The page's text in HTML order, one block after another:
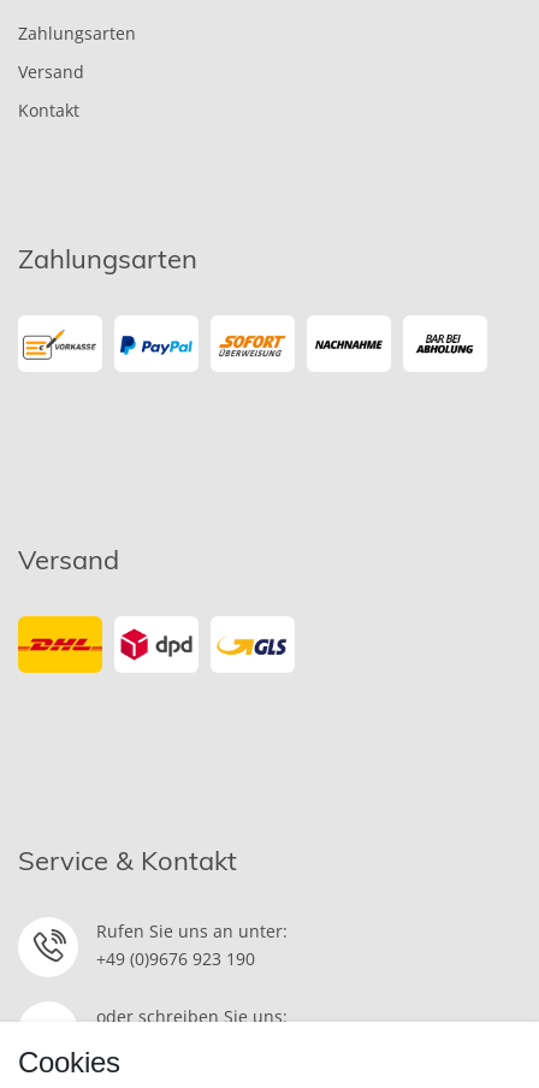
Zahlungsarten
Versand
Kontakt
Zahlungsarten
Versand
Service & Kontakt
Rufen Sie uns an unter:
+49 (0)9676 923 190
oder schreiben Sie uns:
Cookies